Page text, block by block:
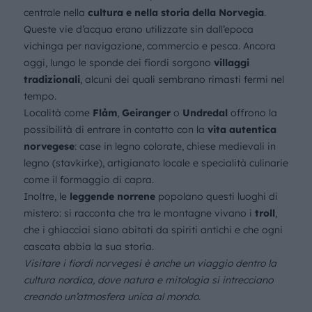
centrale nella cultura e nella storia della Norvegia.
Queste vie d’acqua erano utilizzate sin dall’epoca
vichinga per navigazione, commercio e pesca. Ancora
oggi, lungo le sponde dei fiordi sorgono villaggi
tradizionali, alcuni dei quali sembrano rimasti fermi nel
tempo.
Località come Flåm, Geirangero Undredal offrono la
possibilità di entrare in contatto con la vita autentica
norvegese: case in legno colorate, chiese medievali in
legno (stavkirke), artigianato locale e specialità culinarie
come il formaggio di capra.
Inoltre, le leggende norrenepopolano questi luoghi di
mistero: si racconta che tra le montagne vivano i troll,
che i ghiacciai siano abitati da spiriti antichi e che ogni
cascata abbia la sua storia.
Visitare i fiordi norvegesi è anche un viaggio dentro la
cultura nordica, dove natura e mitologia si intrecciano
creando un’atmosfera unica al mondo.